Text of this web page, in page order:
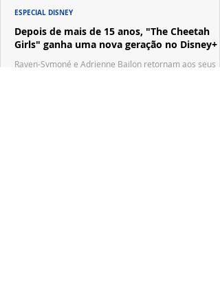
Depois de mais de 15 anos, "The Cheetah
Girls" ganha uma nova geração no Disney+
Raven-Symoné e Adrienne Bailon retornam aos seus
ESPECIAL DISNEY